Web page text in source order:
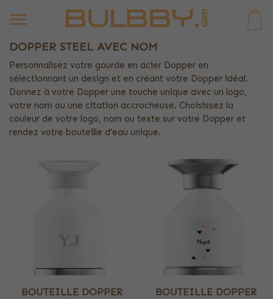
DOPPER STEEL AVEC NOM
Personnalisez votre gourde en acier Dopper en
sélectionnant un design et en créant votre Dopper idéal.
Donnez à votre Dopper une touche unique avec un logo,
votre nom ou une citation accrocheuse. Choisissez la
couleur de votre logo, nom ou texte sur votre Dopper et
rendez votre bouteille d'eau unique.
BOUTEILLE DOPPER
BOUTEILLE DOPPER